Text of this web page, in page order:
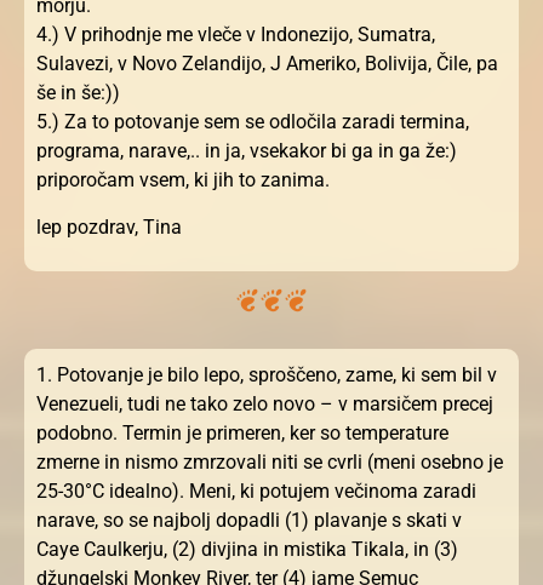
morju.
4.) V prihodnje me vleče v Indonezijo, Sumatra,
Sulavezi, v Novo Zelandijo, J Ameriko, Bolivija, Čile, pa
še in še:))
5.) Za to potovanje sem se odločila zaradi termina,
programa, narave,.. in ja, vsekakor bi ga in ga že:)
priporočam vsem, ki jih to zanima.
lep pozdrav, Tina
1. Potovanje je bilo lepo, sproščeno, zame, ki sem bil v
Venezueli, tudi ne tako zelo novo – v marsičem precej
podobno. Termin je primeren, ker so temperature
zmerne in nismo zmrzovali niti se cvrli (meni osebno je
25-30°C idealno). Meni, ki potujem večinoma zaradi
narave, so se najbolj dopadli (1) plavanje s skati v
Caye Caulkerju, (2) divjina in mistika Tikala, in (3)
džungelski Monkey River, ter (4) jame Semuc